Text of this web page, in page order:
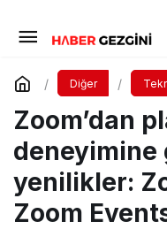
Diğer
Zoom’dan
deneyimine
yenilikler:
Zoom